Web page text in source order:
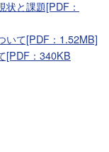
と課題[PDF：
いて[PDF：1.52MB]
[PDF：340KB